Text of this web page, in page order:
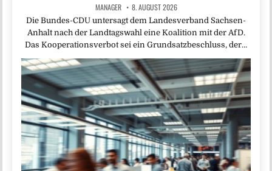
MANAGER 8. AUGUST 2026
Die Bundes-CDU untersagt dem Landesverband Sachsen-
Anhalt nach der Landtagswahl eine Koalition mit der AfD.
Das Kooperationsverbot sei ein Grundsatzbeschluss, der…